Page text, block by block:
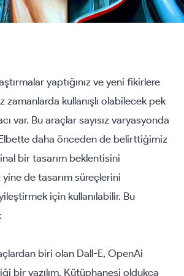
yaptığınız ve yeni fikirlere
kullanışlı olabilecek pek
var. Bu araçlar sayısız varyasyonda
daha önceden de belirttiğimiz
bir tasarım beklentisini
de tasarım süreçlerini
için kullanılabilir. Bu
biri olan Dall-E, OpenAi
bir yazılım. Kütüphanesi oldukça